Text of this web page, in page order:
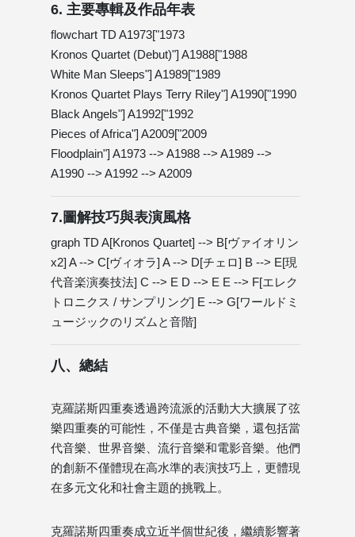
6. 主要專輯及作品年表
flowchart TD A1973["1973
Kronos Quartet (Debut)"] A1988["1988
White Man Sleeps"] A1989["1989
Kronos Quartet Plays Terry Riley"] A1990["1990
Black Angels"] A1992["1992
Pieces of Africa"] A2009["2009
Floodplain"] A1973 --> A1988 --> A1989 -->
A1990 --> A1992 --> A2009
7.圖解技巧與表演風格
graph TD A[Kronos Quartet] --> B[ヴァイオリン
x2] A --> C[ヴィオラ] A --> D[チェロ] B --> E[現
代音楽演奏技法] C --> E D --> E E --> F[エレク
トロニクス / サンプリング] E --> G[ワールドミ
ュージックのリズムと音階]
八、總結
克羅諾斯四重奏透過跨流派的活動大大擴展了弦
樂四重奏的可能性，不僅是古典音樂，還包括當
代音樂、世界音樂、流行音樂和電影音樂。他們
的創新不僅體現在高水準的表演技巧上，更體現
在多元文化和社會主題的挑戰上。
克羅諾斯四重奏成立近半個世紀後，繼續影響著